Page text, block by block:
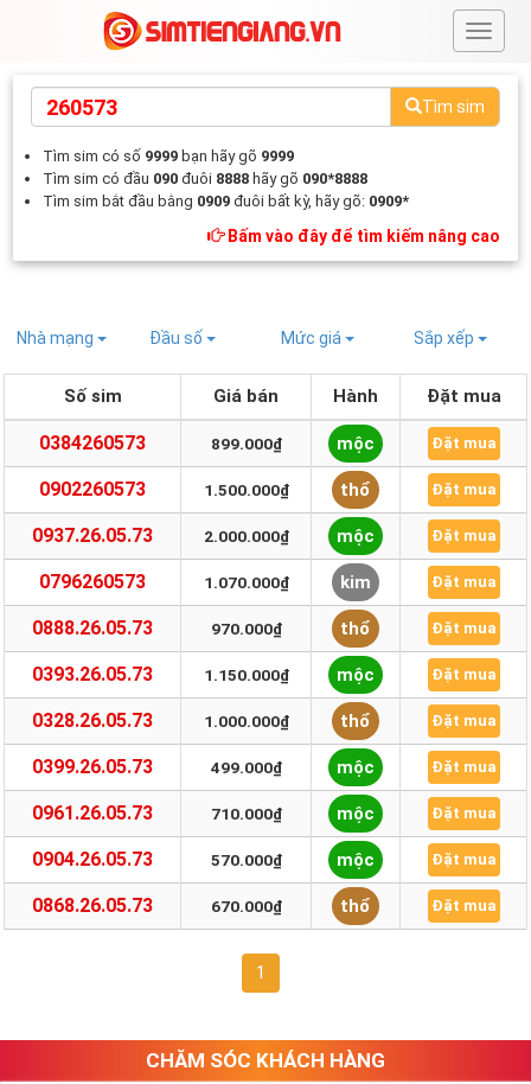
#
Tìm sim
Tìm sim có số 9999 bạn hãy gõ 9999
Tìm sim có đầu 090 đuôi 8888 hãy gõ 090*8888
Tìm sim bắt đầu bằng 0909 đuôi bất kỳ, hãy gõ: 0909*
Bấm vào đây để tìm kiếm nâng cao
Nhà mạng Đầu số Mức giá Sắp xếp
Số sim Giá bán Hành Đặt mua
0384260573 899.000₫ mộc Đặt mua
0902260573 1.500.000₫ thổ Đặt mua
0937.26.05.73 2.000.000₫ mộc Đặt mua
0796260573 1.070.000₫ kim Đặt mua
0888.26.05.73 970.000₫ thổ Đặt mua
0393.26.05.73 1.150.000₫ mộc Đặt mua
0328.26.05.73 1.000.000₫ thổ Đặt mua
0399.26.05.73 499.000₫ mộc Đặt mua
0961.26.05.73 710.000₫ mộc Đặt mua
0904.26.05.73 570.000₫ mộc Đặt mua
0868.26.05.73 670.000₫ thổ Đặt mua
1
CHĂM SÓC KHÁCH HÀNG